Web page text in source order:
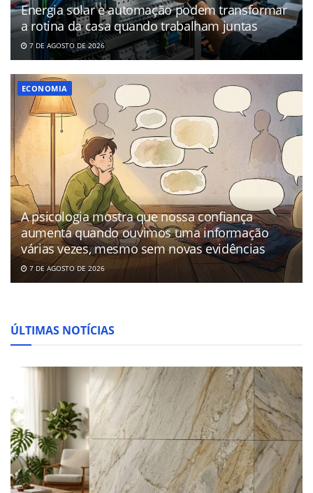
Energia solar e automação podem transformar
a rotina da casa quando trabalham juntas
7 DE AGOSTO DE 2026
ECONOMIA
A psicologia mostra que nossa confiança
aumenta quando ouvimos uma informação
várias vezes, mesmo sem novas evidências
7 DE AGOSTO DE 2026
ÚLTIMAS NOTÍCIAS